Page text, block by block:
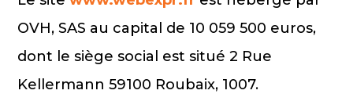
OVH, SAS au capital de 10 059 500 euros,
dont le siège social est situé 2 Rue
Kellermann 59100 Roubaix, 1007.